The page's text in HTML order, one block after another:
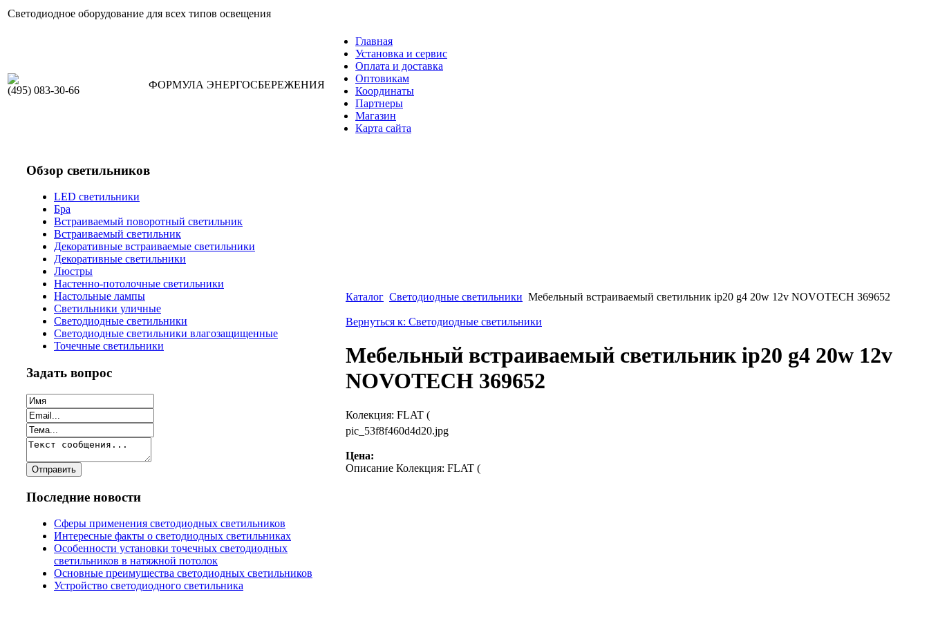
Светодиодное оборудование для всех типов освещения
(495) 083-30-66 ФОРМУЛА ЭНЕРГОСБЕРЕЖЕНИЯ
Главная
Установка и сервис
Оплата и доставка
Оптовикам
Координаты
Партнеры
Магазин
Карта сайта
Обзор светильников
LED светильники
Бра
Встраиваемый поворотный светильник
Встраиваемый светильник
Декоративные встраиваемые светильники
Декоративные светильники
Люстры
Настенно-потолочные светильники
Настольные лампы
Светильники уличные
Светодиодные светильники
Светодиодные светильники влагозащищенные
Точечные светильники
Задать вопрос
Последние новости
Сферы применения светодиодных светильников
Интересные факты о светодиодных светильниках
Особенности установки точечных светодиодных
светильников в натяжной потолок
Основные преимущества светодиодных светильников
Устройство светодиодного светильника
Каталог Светодиодные светильники Мебельный встраиваемый светильник ip20 g4 20w 12v NOVOTECH 369652
Вернуться к: Светодиодные светильники
Мебельный встраиваемый светильник ip20 g4 20w 12v
NOVOTECH 369652
Колекция: FLAT (
pic_53f8f460d4d20.jpg
Цена:
Описание Колекция: FLAT (